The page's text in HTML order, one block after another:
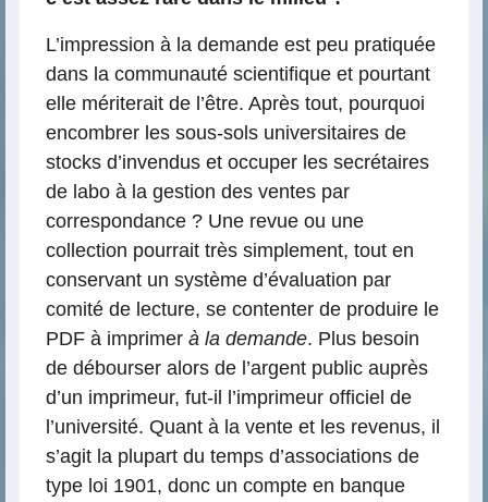
L’impression à la demande est peu pratiquée
dans la communauté scientifique et pourtant
elle mériterait de l’être. Après tout, pourquoi
encombrer les sous-sols universitaires de
stocks d’invendus et occuper les secrétaires
de labo à la gestion des ventes par
correspondance ? Une revue ou une
collection pourrait très simplement, tout en
conservant un système d’évaluation par
comité de lecture, se contenter de produire le
PDF à imprimer à la demande. Plus besoin
de débourser alors de l’argent public auprès
d’un imprimeur, fut-il l’imprimeur officiel de
l’université. Quant à la vente et les revenus, il
s’agit la plupart du temps d’associations de
type loi 1901, donc un compte en banque